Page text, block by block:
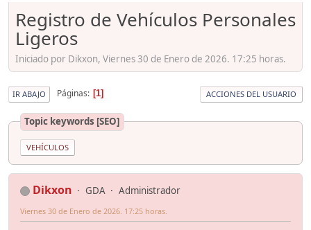
Registro de Vehículos Personales
Ligeros
Iniciado por Dikxon, Viernes 30 de Enero de 2026. 17:25 horas.
IR ABAJO Páginas 1 ACCIONES DEL USUARIO
Topic keywords [SEO]
VEHÍCULOS
Dikxon GDA Administrador
Viernes 30 de Enero de 2026. 17:25 horas.